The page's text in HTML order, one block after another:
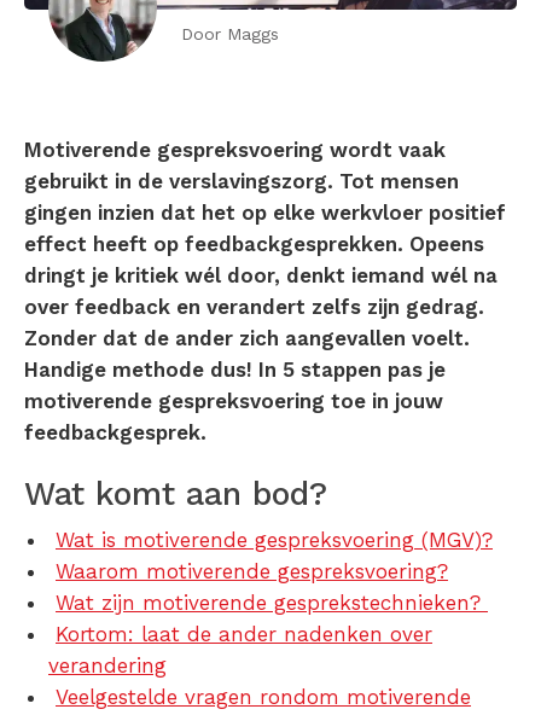
Door Maggs
Motiverende gespreksvoering wordt vaak
gebruikt in de verslavingszorg. Tot mensen
gingen inzien dat het op elke werkvloer positief
effect heeft op feedbackgesprekken. Opeens
dringt je kritiek wél door, denkt iemand wél na
over feedback en verandert zelfs zijn gedrag.
Zonder dat de ander zich aangevallen voelt.
Handige methode dus! In 5 stappen pas je
motiverende gespreksvoering toe in jouw
feedbackgesprek.
Wat komt aan bod?
Wat is motiverende gespreksvoering (MGV)?
Waarom motiverende gespreksvoering?
Wat zijn motiverende gesprekstechnieken?
Kortom: laat de ander nadenken over
verandering
Veelgestelde vragen rondom motiverende